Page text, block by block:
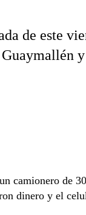
de este
camionero de
dinero y el